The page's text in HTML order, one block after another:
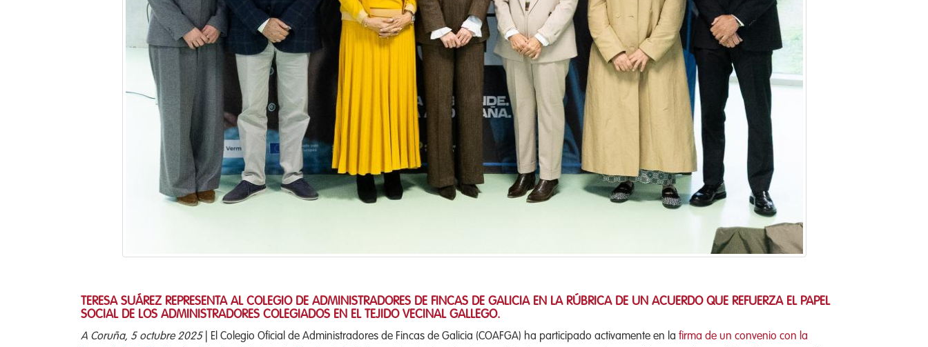
TERESA SUÁREZ REPRESENTA AL COLEGIO DE ADMINISTRADORES DE FINCAS DE GALICIA EN LA RÚBRICA DE UN ACUERDO QUE REFUERZA EL PAPEL
SOCIAL DE LOS ADMINISTRADORES COLEGIADOS EN EL TEJIDO VECINAL GALLEGO.
A Coruña, 5 octubre 2025| El Colegio Oficial de Administradores de Fincas de Galicia (COAFGA) ha participado activamente en la firma de un convenio con la